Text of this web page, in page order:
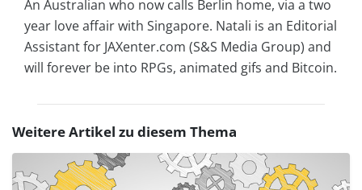
An Australian who now calls Berlin home, via a two
year love affair with Singapore. Natali is an Editorial
Assistant for JAXenter.com (S&S Media Group) and
will forever be into RPGs, animated gifs and Bitcoin.
Weitere Artikel zu diesem Thema